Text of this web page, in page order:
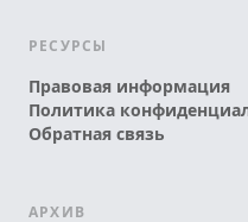
РЕСУРСЫ
Правовая информация
Политика
Обратная связь
АРХИВ